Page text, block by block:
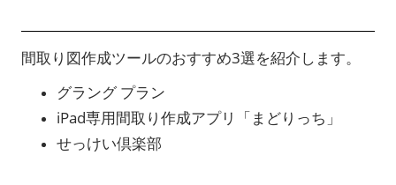
間取り図作成ツールのおすすめ3選を紹介します。
グラング プラン
iPad専用間取り作成アプリ「まどりっち」
せっけい倶楽部